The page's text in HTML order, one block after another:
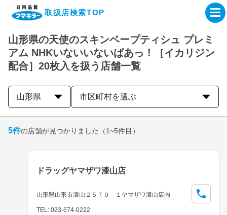
取扱店検索TOP
企業・IR情報サイト
製品情報サイト
オンラインショップ
製品検索はこちら
山形県の天使のスキンベープティシュ プレミ
アム NHKいないいないばあっ！［イカリジン
配合］20枚入を扱う店舗一覧
山形県 市区町村を選ぶ
5件の店舗が見つかりました （1~5件目）
ドラッグヤマザワ漆山店
山形県山形市漆山２５７０－１ヤマザワ漆山店内
TEL: 023-674-0222